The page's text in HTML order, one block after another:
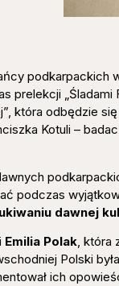
podkarpackich
prelekcji „Śladami
która odbędzie
Kotuli –
podczas
dawnej
Emilia Polak, która
Polski
ich